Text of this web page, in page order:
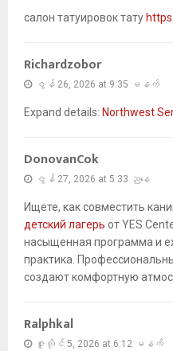
салон татуировок тату
Richardzobor
ဇွန် 26, 2026 at 9:35 မနက်
Expand details: Northwest
DonovanCok
ဇွန် 27, 2026 at 5:33 ညနေ
Ищете, как совместить
детский лагерь от YES
насыщенная программа и
практика.
создают комфортную
Ralphkal
ဇူလိုင် 5, 2026 at 6:12 မနက်